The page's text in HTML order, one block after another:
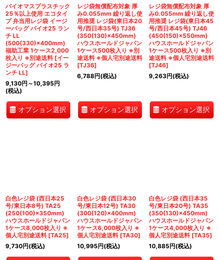
バイオマスプラスチック
25％以上使用 エコタイ
プ 弁当用レジ袋 イージ
ーバッグ バイオ25 ラン
チ LL
(500(330)×400mm)
福助工業 1ケース2,000
枚入り ※別途送料 [イー
ジーバッグ バイオ25 ラ
ンチ LL]
9,130円 ～10,395円
(税込)
オプション選択
レジ袋無償配布対象 厚
み0.055mm 繰り返し使
用推奨 レジ袋(東日本20
号/西日本35号) TJ36
(350(130)×450mm)
ハウスホールドジャパン
1ケース500枚入り ※別
途送料 ※個人宅別途送料
[TJ36]
6,788円(税込)
オプション選択
レジ袋無償配布対象 厚
み0.055mm 繰り返し使
用推奨 レジ袋(東日本45
号/西日本45号) TJ46
(450(150)×550mm)
ハウスホールドジャパン
1ケース500枚入り ※別
途送料 ※個人宅別途送料
[TJ46]
9,263円(税込)
オプション選択
白色レジ袋 (西日本25
号/東日本8号) TA25
(250(100)×350mm)
ハウスホールドジャパン
1ケース8,000枚入り ※
個人宅別途送料 [TA25]
9,730円(税込)
白色レジ袋 (西日本30
号/東日本12号) TA30
(300(120)×400mm)
ハウスホールドジャパン
1ケース6,000枚入り ※
個人宅別途送料 [TA30]
10,995円(税込)
白色レジ袋 (西日本35
号/東日本20号) TA35
(350(130)×450mm)
ハウスホールドジャパン
1ケース4,000枚入り ※
個人宅別途送料 [TA35]
10,885円(税込)